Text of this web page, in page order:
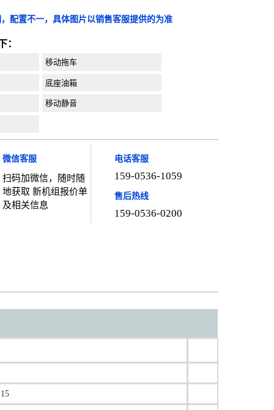
配置不一，具体图片以销售客服提供的为准
：
移动拖车
底座油箱
移动静音
微信客服
扫码加微信，随时随
地获取 新机组报价单
及相关信息
电话客服
159-0536-1059
售后热线
159-0536-0200